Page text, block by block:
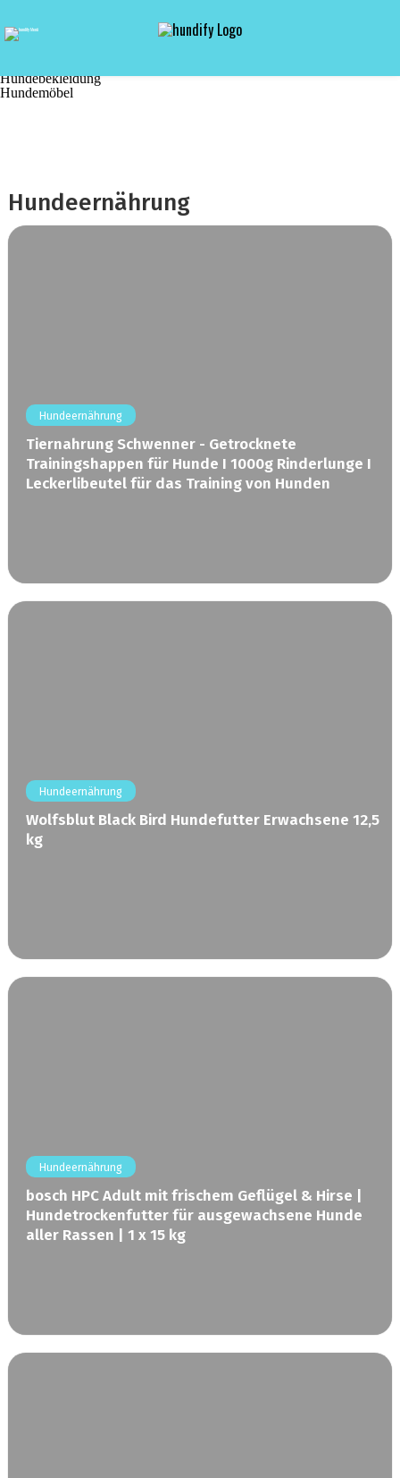
Zubehör
Hundebekleidung
Hundemöbel
Hundeernährung
Hundeernährung
Tiernahrung Schwenner - Getrocknete
Trainingshappen für Hunde I 1000g Rinderlunge I
Leckerlibeutel für das Training von Hunden
Hundeernährung
Wolfsblut Black Bird Hundefutter Erwachsene 12,5
kg
Hundeernährung
bosch HPC Adult mit frischem Geflügel & Hirse |
Hundetrockenfutter für ausgewachsene Hunde
aller Rassen | 1 x 15 kg